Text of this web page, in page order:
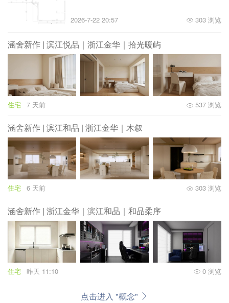
2026-7-22 20:57 303 浏览
涵舍新作 | 滨江悦品｜浙江金华｜拾光暖屿
住宅 7 天前 537 浏览
涵舍新作 | 滨江和品 | 浙江金华｜木叙
住宅 6 天前 303 浏览
涵舍新作 | 浙江金华｜滨江和品｜和品柔序
住宅 昨天 11:10 0 浏览
点击进入 "概念"